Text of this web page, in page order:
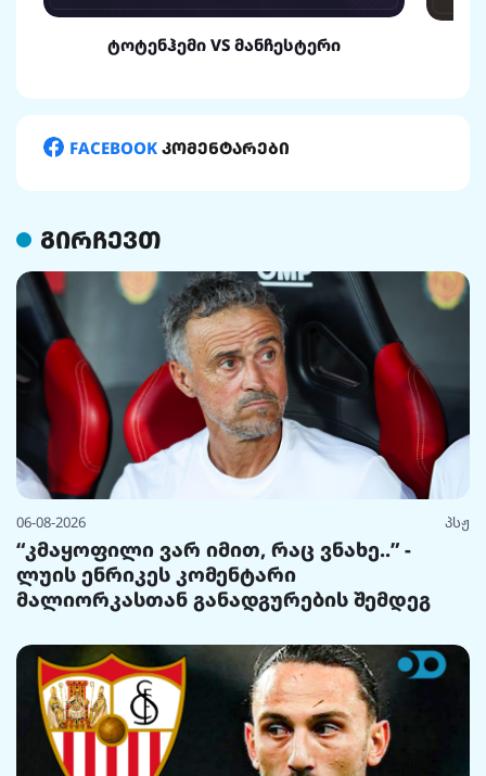
ტოტენჰემი VS მანჩესტერი
FACEBOOK კომენტარები
გირჩევთ
06-08-2026 პსჟ
“კმაყოფილი ვარ იმით, რაც ვნახე..” -
ლუის ენრიკეს კომენტარი
მალიორკასთან განადგურების შემდეგ